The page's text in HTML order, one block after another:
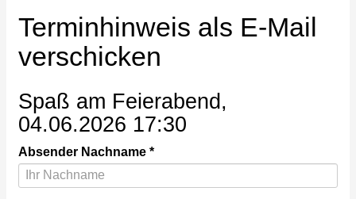
Terminhinweis als E-Mail
verschicken
Spaß am Feierabend,
04.06.2026 17:30
Absender Nachname